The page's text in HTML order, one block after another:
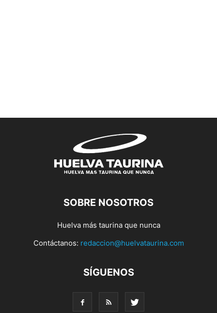
SOBRE NOSOTROS
Huelva más taurina que nunca
Contáctanos: redaccion@huelvataurina.com
SÍGUENOS